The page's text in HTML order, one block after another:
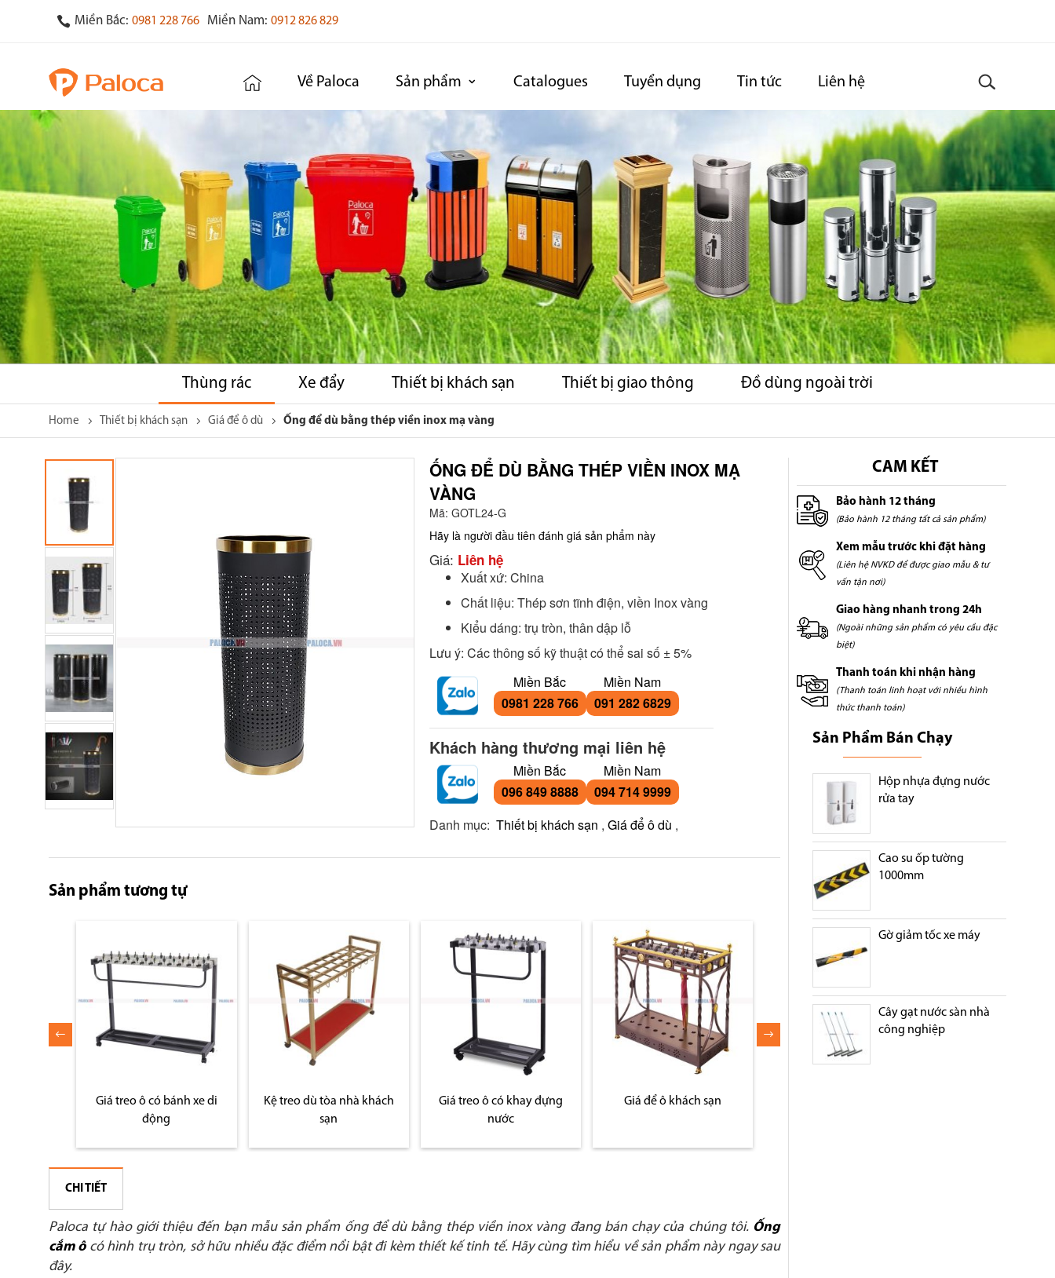
Miền Bắc: 0981 228 766 Miền Nam: 0912 826 829
Về Paloca Sản phẩm Catalogues Tuyển dụng Tin tức Liên hệ
Thùng rác Xe đẩy Thiết bị khách sạn Thiết bị giao thông Đồ dùng ngoài trời
Home Thiết bị khách sạn Giá để ô dù Ống để dù bằng thép viền inox mạ vàng
the
images
gallery
beginning
ỐNG ĐỂ DÙ BẰNG THÉP VIỀN INOX MẠ
VÀNG
Mã: GOTL24-G
Hãy là người đầu tiên đánh giá sản phẩm này
Giá: Liên hệ
Xuất xứ: China
Chất liệu: Thép sơn tĩnh điện, viền Inox vàng
Kiểu dáng: trụ tròn, thân dập lỗ
Lưu ý: Các thông số kỹ thuật có thể sai số ± 5%
Miền Bắc
0981 228 766
Miền Nam
091 282 6829
Khách hàng thương mại liên hệ
Miền Bắc
096 849 8888
Miền Nam
094 714 9999
Danh mục: Thiết bị khách sạn , Giá để ô dù ,
Sản phẩm tương tự
Giá treo ô có bánh xe di
động
Kệ treo dù tòa nhà khách
sạn
Giá treo ô có khay đựng
nước
Giá để ô khách sạn
CHI TIẾT
Paloca tự hào giới thiệu đến bạn mẫu sản phẩm ống để dù bằng thép viền inox vàng đang bán chạy của chúng tôi. Ống
cắm ôcó hình trụ tròn, sở hữu nhiều đặc điểm nổi bật đi kèm thiết kế tinh tế. Hãy cùng tìm hiểu về sản phẩm này ngay sau
đây.
CAM KẾT
Bảo hành 12 tháng
(Bảo hành 12 tháng tất cả sản phẩm)
Xem mẫu trước khi đặt hàng
(Liên hệ NVKD để được giao mẫu & tư
vấn tận nơi)
Giao hàng nhanh trong 24h
(Ngoài những sản phẩm có yêu cầu đặc
biệt)
Thanh toán khi nhận hàng
(Thanh toán linh hoạt với nhiều hình
thức thanh toán)
Sản Phẩm Bán Chạy
Hộp nhựa đựng nước
rửa tay
Cao su ốp tường
1000mm
Gờ giảm tốc xe máy
Cây gạt nước sàn nhà
công nghiệp